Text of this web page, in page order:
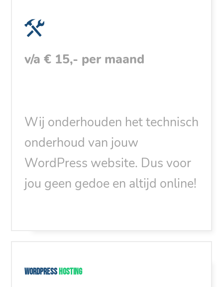
v/a € 15,- per maand
Wij onderhouden het technisch
onderhoud van jouw
WordPress website. Dus voor
jou geen gedoe en altijd online!
WordPress hosting